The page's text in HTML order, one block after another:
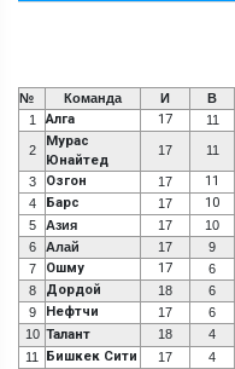
№ Команда И В
1
Алга 17 11
2
Мурас
Юнайтед
17 11
3 Озгон 17 11
4 Барс 17 10
5 Азия 17 10
6
Алай 17 9
7
Ошму 17 6
8 Дордой 18 6
9 Нефтчи 17 6
10 Талант 18 4
11
Бишкек Сити 17 4